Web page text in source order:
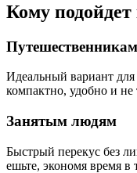
Кому подойдет
Путешественникам
Идеальный вариант
компактно, удобно и не
Занятым людям
Быстрый перекус без
ешьте, экономя время в